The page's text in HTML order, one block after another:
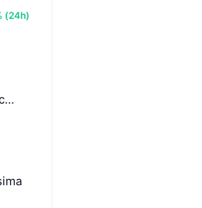
(24h)
(24h)